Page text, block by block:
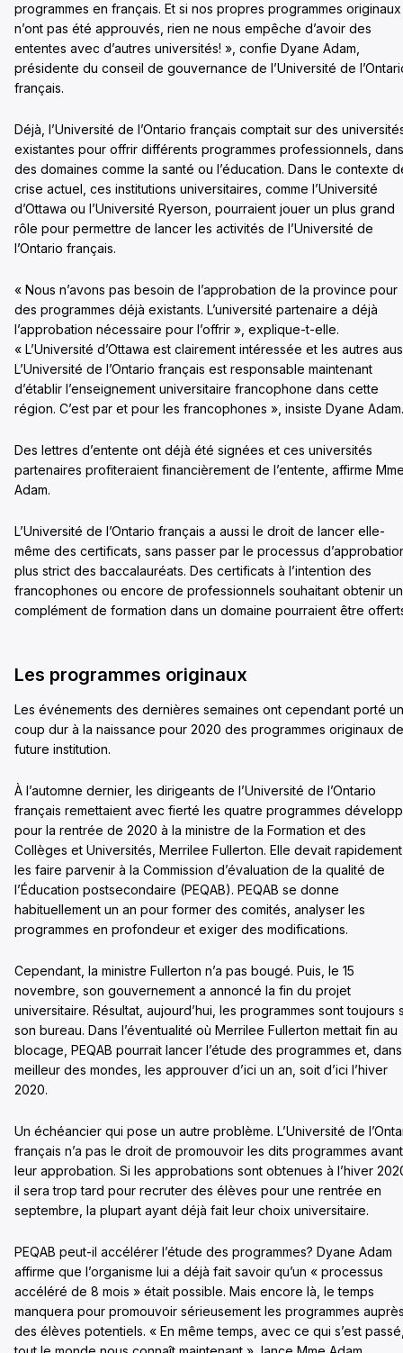
programmes en français. Et si nos propres programmes originaux
n’ont pas été approuvés, rien ne nous empêche d’avoir des
ententes avec d’autres universités! », confie Dyane Adam,
présidente du conseil de gouvernance de l’Université de
français.
Déjà, l’Université de l’Ontario français comptait sur des
existantes pour offrir différents programmes professionnels, dans
des domaines comme la santé ou l’éducation. Dans le contexte
crise actuel, ces institutions universitaires, comme l’Université
d’Ottawa ou l’Université Ryerson, pourraient jouer un plus grand
rôle pour permettre de lancer les activités de l’Université de
l’Ontario français.
« Nous n’avons pas besoin de l’approbation de la province pour
des programmes déjà existants. L’université partenaire a déjà
l’approbation nécessaire pour l’offrir », explique-t-elle.
« L’Université d’Ottawa est clairement intéressée et les autres
L’Université de l’Ontario français est responsable maintenant
d’établir l’enseignement universitaire francophone dans cette
région. C’est par et pour les francophones », insiste Dyane Adam.
Des lettres d’entente ont déjà été signées et ces universités
partenaires profiteraient financièrement de l’entente, affirme
Adam.
L’Université de l’Ontario français a aussi le droit de lancer elle-
même des certificats, sans passer par le processus
plus strict des baccalauréats. Des certificats à l’intention des
francophones ou encore de professionnels souhaitant obtenir un
complément de formation dans un domaine pourraient être
Les programmes originaux
Les événements des dernières semaines ont cependant porté un
coup dur à la naissance pour 2020 des programmes originaux
future institution.
À l’automne dernier, les dirigeants de l’Université de l’Ontario
français remettaient avec fierté les quatre programmes
pour la rentrée de 2020 à la ministre de la Formation et des
Collèges et Universités, Merrilee Fullerton. Elle devait rapidement
les faire parvenir à la Commission d’évaluation de la qualité de
l’Éducation postsecondaire (PEQAB). PEQAB se donne
habituellement un an pour former des comités, analyser les
programmes en profondeur et exiger des modifications.
Cependant, la ministre Fullerton n’a pas bougé. Puis, le 15
novembre, son gouvernement a annoncé la fin du projet
universitaire. Résultat, aujourd’hui, les programmes sont toujours
son bureau. Dans l’éventualité où Merrilee Fullerton mettait fin au
blocage, PEQAB pourrait lancer l’étude des programmes et,
meilleur des mondes, les approuver d’ici un an, soit d’ici l’hiver
2020.
Un échéancier qui pose un autre problème. L’Université de
français n’a pas le droit de promouvoir les dits programmes avant
leur approbation. Si les approbations sont obtenues à l’hiver
il sera trop tard pour recruter des élèves pour une rentrée en
septembre, la plupart ayant déjà fait leur choix universitaire.
PEQAB peut-il accélérer l’étude des programmes? Dyane Adam
affirme que l’organisme lui a déjà fait savoir qu’un « processus
accéléré de 8 mois » était possible. Mais encore là, le temps
manquera pour promouvoir sérieusement les programmes
des élèves potentiels. « En même temps, avec ce qui s’est